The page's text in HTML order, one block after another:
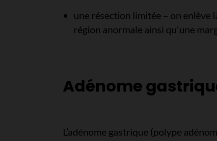
une résection limitée – on enlève
région anormale ainsi qu'une
Adénome
L’adénome gastrique (polype